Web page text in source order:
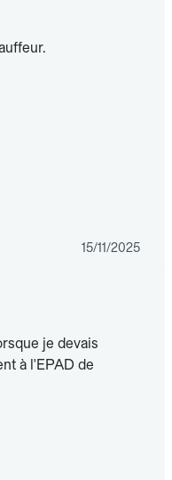
15/11/2025
je devais
à l'EPAD de